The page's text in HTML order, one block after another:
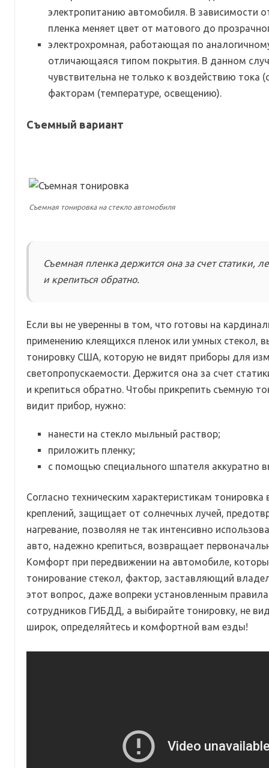
электропитанию автомобиля. В зависимости
пленка меняет цвет от матового до
электрохромная, работающая по
отличающаяся типом покрытия. В данном
чувствительна не только к воздействию тока
факторам (температуре, освещению).
Съемный вариант
Съемная тонировка на стекло автомобиля
Съемная пленка держится она за счет статики,
и крепиться обратно.
Если вы не уверенны в том, что готовы на
применению клеящихся пленок или умных стекол,
тонировку США, которую не видят приборы для
светопропускаемости. Держится она за счет
и крепиться обратно. Чтобы прикрепить съемную
видит прибор, нужно:
нанести на стекло мыльный раствор;
приложить пленку;
с помощью специального шпателя аккуратно
Согласно техническим характеристикам
креплений, защищает от солнечных лучей,
нагревание, позволяя не так интенсивно
авто, надежно крепиться, возвращает
Комфорт при передвижении на автомобиле,
тонирование стекол, фактор, заставляющий
этот вопрос, даже вопреки установленным
сотрудников ГИБДД, а выбирайте тонировку, не
широк, определяйтесь и комфортной вам езды!